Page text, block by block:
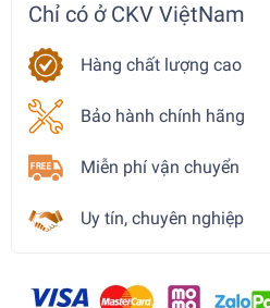
Chỉ có ở CKV ViệtNam
Hàng chất lượng cao
Bảo hành chính hãng
Miễn phí vận chuyển
Uy tín, chuyên nghiệp